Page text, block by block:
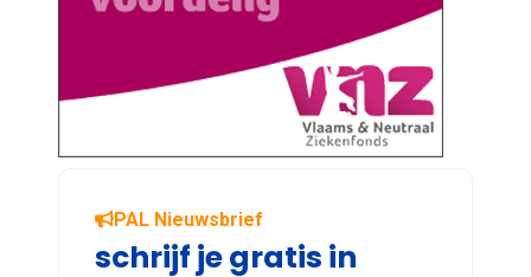
PAL Nieuwsbrief
schrijf je gratis in